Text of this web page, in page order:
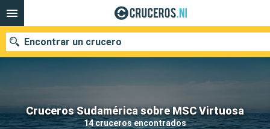
Cruceros Sudamérica sobre MSC Virtuosa
14 cruceros encontrados
Encontrar un crucero
Nuestros destinos